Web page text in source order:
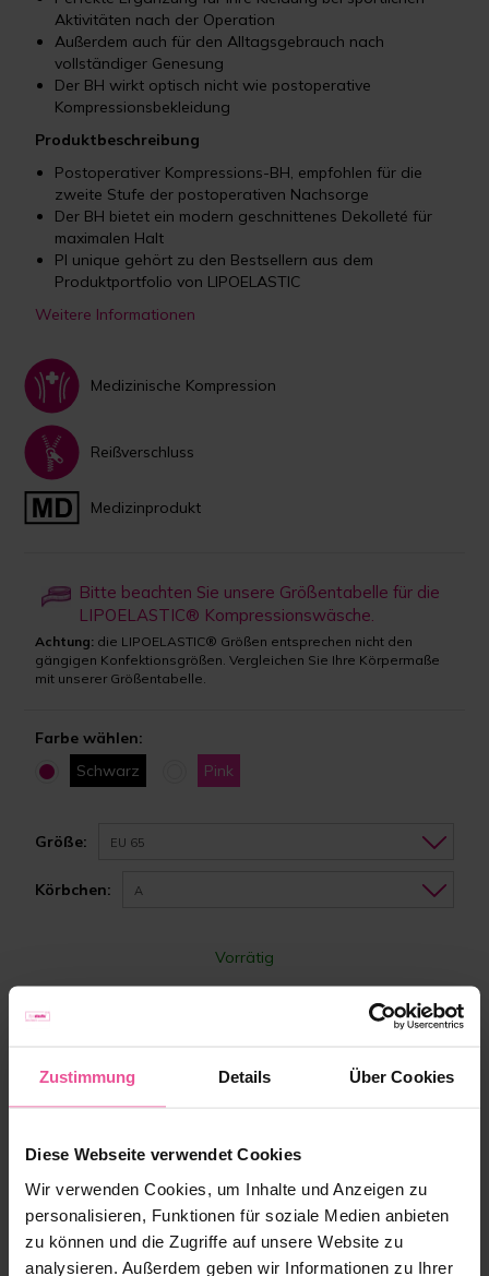
Zustimmung Details Über Cookies
Diese Webseite verwendet Cookies
Wir verwenden Cookies, um Inhalte und Anzeigen zu
personalisieren, Funktionen für soziale Medien anbieten
zu können und die Zugriffe auf unsere Website zu
analysieren. Außerdem geben wir Informationen zu Ihrer
Aktivitäten nach der Operation
Außerdem auch für den Alltagsgebrauch nach
vollständiger Genesung
Der BH wirkt optisch nicht wie postoperative
Kompressionsbekleidung
Produktbeschreibung
Postoperativer Kompressions-BH, empfohlen für die
zweite Stufe der postoperativen Nachsorge
Der BH bietet ein modern geschnittenes Dekolleté für
maximalen Halt
PI unique gehört zu den Bestsellern aus dem
Produktportfolio von LIPOELASTIC
Weitere Informationen
Medizinische Kompression
Reißverschluss
Medizinprodukt
Bitte beachten Sie unsere Größentabelle für die
LIPOELASTIC® Kompressionswäsche.
Achtung: die LIPOELASTIC® Größen entsprechen nicht den
gängigen Konfektionsgrößen. Vergleichen Sie Ihre Körpermaße
mit unserer Größentabelle.
Farbe wählen:
Schwarz
Pink
Größe: EU 65
Körbchen: A
Vorrätig
- +